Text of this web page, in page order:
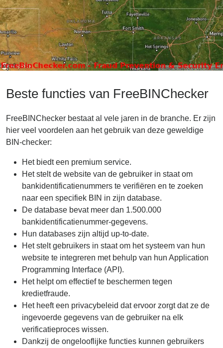
Beste functies van FreeBINChecker
FreeBINChecker bestaat al vele jaren in de branche. Er zijn
hier veel voordelen aan het gebruik van deze geweldige
BIN-checker:
Het biedt een premium service.
Het stelt de website van de gebruiker in staat om
bankidentificatienummers te verifiëren en te zoeken
naar een specifiek BIN in zijn database.
De database bevat meer dan 1.500.000
bankidentificatienummer-gegevens.
Hun databases zijn altijd up-to-date.
Het stelt gebruikers in staat om het systeem van hun
website te integreren met behulp van hun Application
Programming Interface (API).
Het helpt om effectief te beschermen tegen
kredietfraude.
Het heeft een privacybeleid dat ervoor zorgt dat ze de
ingevoerde gegevens van de gebruiker na elk
verificatieproces wissen.
Dankzij de ongelooflijke functies kunnen gebruikers